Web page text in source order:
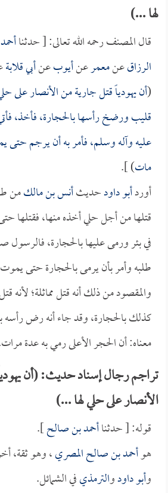
لها ...)
قال المصنف رحمه الله تعالى: [ حدثنا
الرزاقعنمعمرعنأيوبعنأبي قلابة
(أن يهودياً قتل جارية من الأنصار على
قليب ورضخ رأسها بالحجارة، فأخذ،
عليه وآله وسلم، فأمر به أن يرجم
مات) ].
أوردأبو داودحديثأنس بن مالكمن
قتلها من أجل حلي أخذه منها، فقتلها
في بئر ورمى عليها بالحجارة، فالرسول
طلبه وأمر بأن يرمى بالحجارة حتى
والمقصود من ذلك أنه قتل مماثلة؛ لأنه
كذلك بالحجارة، وقد جاء أنه رض
معناه: أن الحجر الأعلى رمي به عدة
تراجم رجال إسناد حديث: (أن
الأنصار على حلي لها ...)
قوله: [ حدثناأحمد بن صالح].
هوأحمد بن صالح المصري، وهو ثقة،
وأبو داودوالترمذيفي الشمائل.